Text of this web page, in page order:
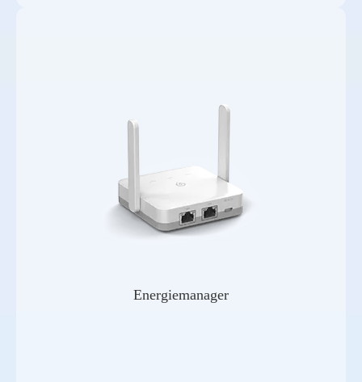
Energiemanager